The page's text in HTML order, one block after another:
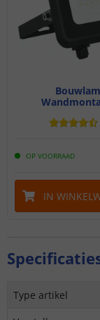
OP VOORRAAD
IN
Type artikel